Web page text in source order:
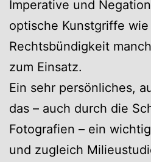
Imperative und
optische Kunstgriffe wie
Rechtsbündigkeit
zum Einsatz.
Ein sehr persönliches,
das – auch durch die
Fotografien – ein
und zugleich